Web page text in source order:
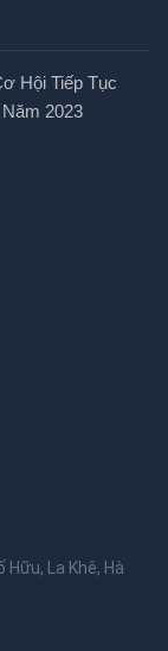
Hội Tiếp Tục
2023
La Khê, Hà